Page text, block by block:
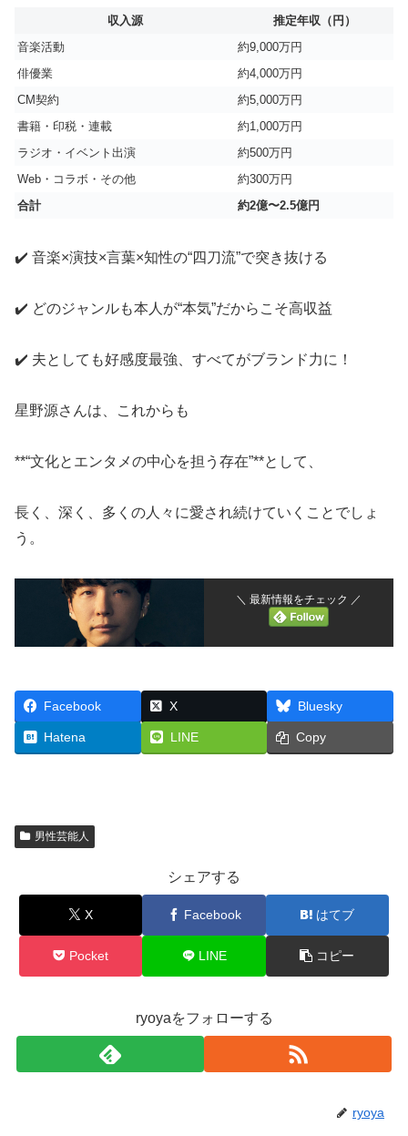
収入源
推定年収（円）
音楽活動
約9,000万円
俳優業
約4,000万円
CM契約
約5,000万円
書籍・印税・連載
約1,000万円
ラジオ・イベント出演
約500万円
Web・コラボ・その他
約300万円
合計
約2億〜2.5億円
✔️ 音楽×演技×言葉×知性の“四刀流”で突き抜ける
✔️ どのジャンルも本人が“本気”だからこそ高収益
✔️ 夫としても好感度最強、すべてがブランド力に！
星野源さんは、これからも
**“文化とエンタメの中心を担う存在”**として、
長く、深く、多くの人々に愛され続けていくことでしょ
う。
＼ 最新情報をチェック ／
Facebook X Bluesky
Hatena LINE Copy
男性芸能人
シェアする
X Facebook はてブ
Pocket LINE コピー
ryoyaをフォローする
ryoya